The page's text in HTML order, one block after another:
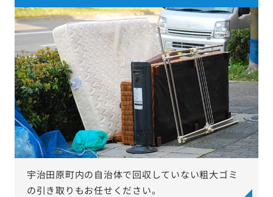
宇治田原町内の自治体で回収していない粗大ゴミ
の引き取りもお任せください。